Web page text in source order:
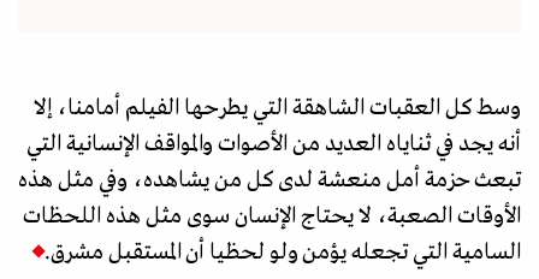
وسط كل العقبات الشاهقة التي يطرحها الفيلم أمامنا، إلا
أنه يجد في ثناياه العديد من الأصوات والمواقف الإنسانية التي
تبعث حزمة أمل منعشة لدى كل من يشاهده، وفي مثل هذه
الأوقات الصعبة، لا يحتاج الإنسان سوى مثل هذه اللحظات
السامية التي تجعله يؤمن ولو لحظيا أن المستقبل مشرق.